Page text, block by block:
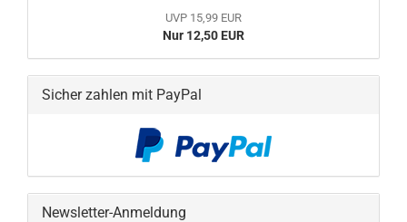
UVP 15,99 EUR
Nur 12,50 EUR
Sicher zahlen mit PayPal
Newsletter-Anmeldung